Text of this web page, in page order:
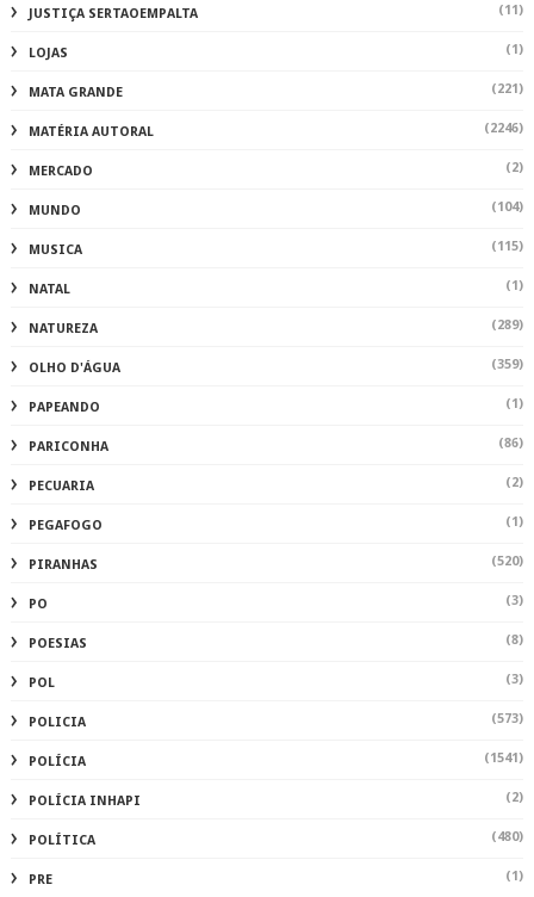
JUSTIÇA SERTAOEMPALTA (11)
LOJAS (1)
MATA GRANDE (221)
MATÉRIA AUTORAL (2246)
MERCADO (2)
MUNDO (104)
MUSICA (115)
NATAL (1)
NATUREZA (289)
OLHO D'ÁGUA (359)
PAPEANDO (1)
PARICONHA (86)
PECUARIA (2)
PEGAFOGO (1)
PIRANHAS (520)
PO (3)
POESIAS (8)
POL (3)
POLICIA (573)
POLÍCIA (1541)
POLÍCIA INHAPI (2)
POLÍTICA (480)
PRE (1)